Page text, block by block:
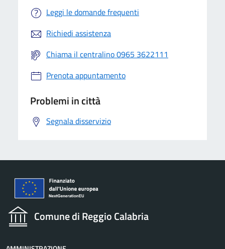
Leggi le domande frequenti
Richiedi assistenza
Chiama il centralino 0965 3622111
Prenota appuntamento
Problemi in città
Segnala disservizio
Comune di Reggio Calabria